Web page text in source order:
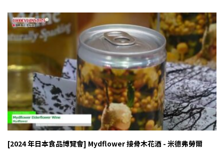
[2024 年日本食品博覽會] Mydflower 接骨木花酒 - 米德弗勞爾